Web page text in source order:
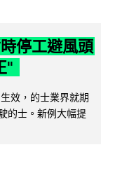
停工避風頭
"
效，的士業界就期
的士。新例大幅提